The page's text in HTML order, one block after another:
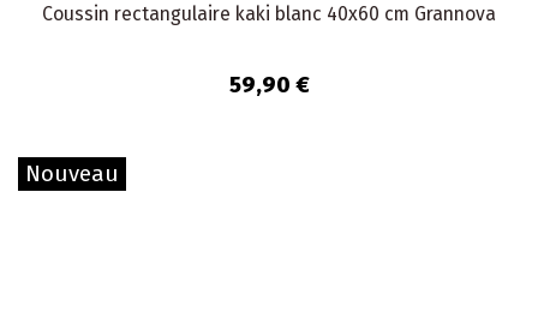
Coussin rectangulaire kaki blanc 40x60 cm Grannova
59,90 €
Nouveau